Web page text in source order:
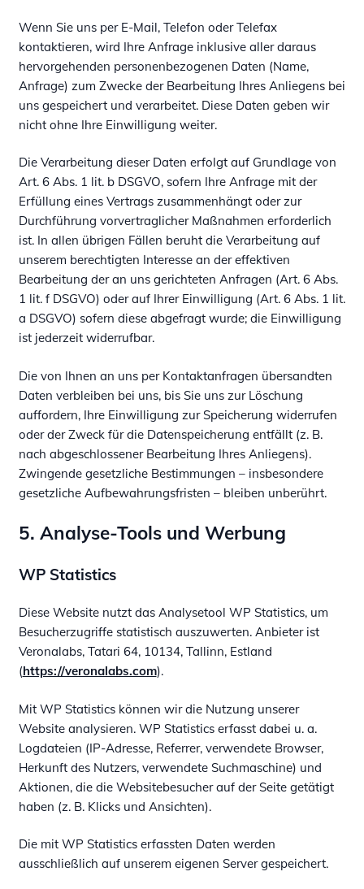
Wenn Sie uns per E-Mail, Telefon oder Telefax
kontaktieren, wird Ihre Anfrage inklusive aller daraus
hervorgehenden personenbezogenen Daten (Name,
Anfrage) zum Zwecke der Bearbeitung Ihres Anliegens bei
uns gespeichert und verarbeitet. Diese Daten geben wir
nicht ohne Ihre Einwilligung weiter.
Die Verarbeitung dieser Daten erfolgt auf Grundlage von
Art. 6 Abs. 1 lit. b DSGVO, sofern Ihre Anfrage mit der
Erfüllung eines Vertrags zusammenhängt oder zur
Durchführung vorvertraglicher Maßnahmen erforderlich
ist. In allen übrigen Fällen beruht die Verarbeitung auf
unserem berechtigten Interesse an der effektiven
Bearbeitung der an uns gerichteten Anfragen (Art. 6 Abs.
1 lit. f DSGVO) oder auf Ihrer Einwilligung (Art. 6 Abs. 1 lit.
a DSGVO) sofern diese abgefragt wurde; die Einwilligung
ist jederzeit widerrufbar.
Die von Ihnen an uns per Kontaktanfragen übersandten
Daten verbleiben bei uns, bis Sie uns zur Löschung
auffordern, Ihre Einwilligung zur Speicherung widerrufen
oder der Zweck für die Datenspeicherung entfällt (z. B.
nach abgeschlossener Bearbeitung Ihres Anliegens).
Zwingende gesetzliche Bestimmungen – insbesondere
gesetzliche Aufbewahrungsfristen – bleiben unberührt.
5. Analyse-Tools und Werbung
WP Statistics
Diese Website nutzt das Analysetool WP Statistics, um
Besucherzugriffe statistisch auszuwerten. Anbieter ist
Veronalabs, Tatari 64, 10134, Tallinn, Estland
(https://veronalabs.com).
Mit WP Statistics können wir die Nutzung unserer
Website analysieren. WP Statistics erfasst dabei u. a.
Logdateien (IP-Adresse, Referrer, verwendete Browser,
Herkunft des Nutzers, verwendete Suchmaschine) und
Aktionen, die die Websitebesucher auf der Seite getätigt
haben (z. B. Klicks und Ansichten).
Die mit WP Statistics erfassten Daten werden
ausschließlich auf unserem eigenen Server gespeichert.